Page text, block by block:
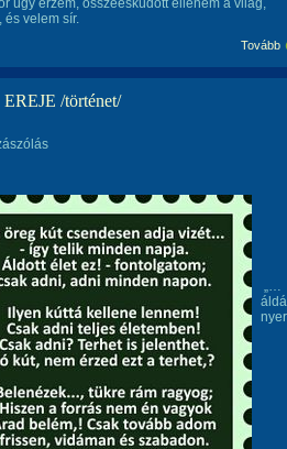
úgy érzem, összeesküdött ellenem a világ,
és velem sír.
Tovább
/történet/
„…
nyer